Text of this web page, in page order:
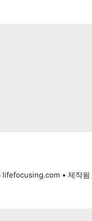
• 제작됨